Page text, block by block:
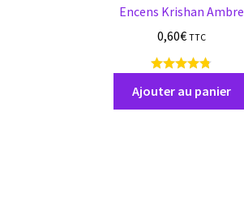
Encens Krishan Ambre
0,60€ TTC
Ajouter au panier